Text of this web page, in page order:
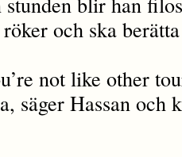
och ska
not like other
säger Hassan och